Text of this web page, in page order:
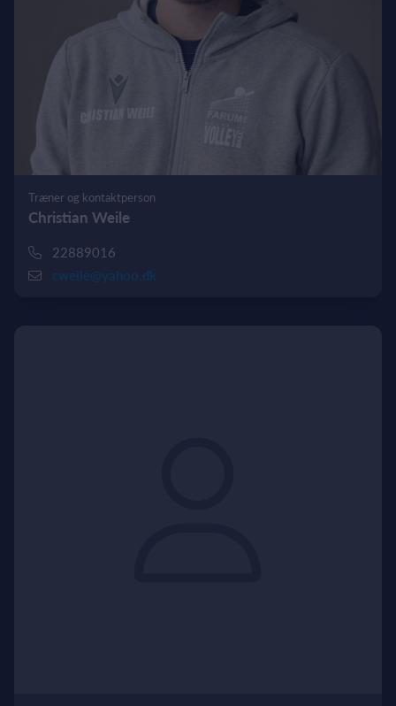
Træner og kontaktperson
Christian Weile
22889016
cweile@yahoo.dk